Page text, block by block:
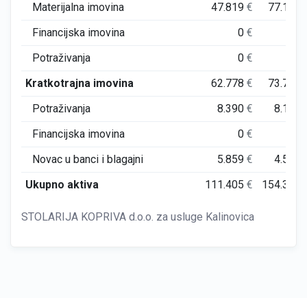
Materijalna imovina
47.819€ 77.118
Financijska imovina
0€
Potraživanja
0€
Kratkotrajna imovina
62.778€ 73.765
Potraživanja
8.390€ 8.149
Financijska imovina
0€
Novac u banci i blagajni
5.859€ 4.504
Ukupno aktiva
111.405€ 154.387
STOLARIJA KOPRIVA d.o.o. za usluge Kalinovica